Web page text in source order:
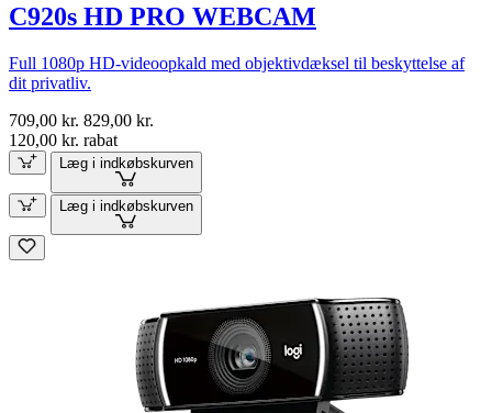
C920s HD PRO WEBCAM
Full 1080p HD-videoopkald med objektivdæksel til beskyttelse af
dit privatliv.
709,00 kr. 829,00 kr.
120,00 kr. rabat
Læg i indkøbskurven
Læg i indkøbskurven